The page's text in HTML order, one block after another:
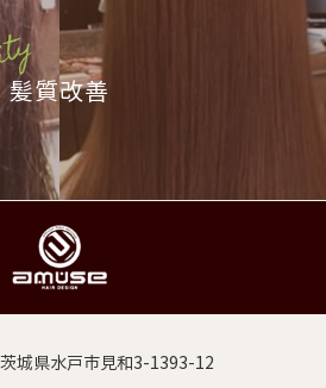
髪質改善
城県水戸市見和3-1393-12